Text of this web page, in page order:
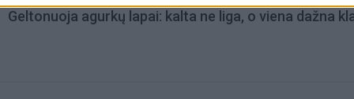
Geltonuoja agurkų lapai: kalta ne liga, o viena dažna